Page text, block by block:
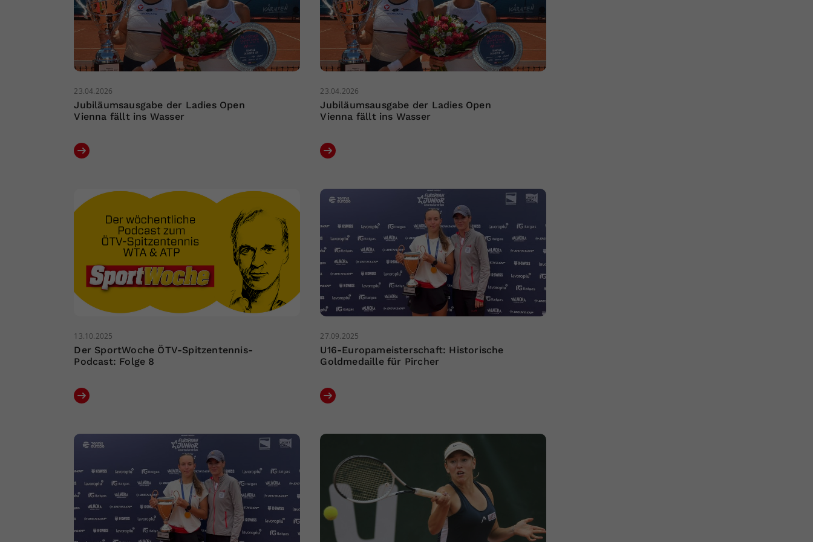
23.04.2026
Jubiläumsausgabe der Ladies Open
Vienna fällt ins Wasser
23.04.2026
Jubiläumsausgabe der Ladies Open
Vienna fällt ins Wasser
13.10.2025
Der SportWoche ÖTV-Spitzentennis-
Podcast: Folge 8
27.09.2025
U16-Europameisterschaft: Historische
Goldmedaille für Pircher